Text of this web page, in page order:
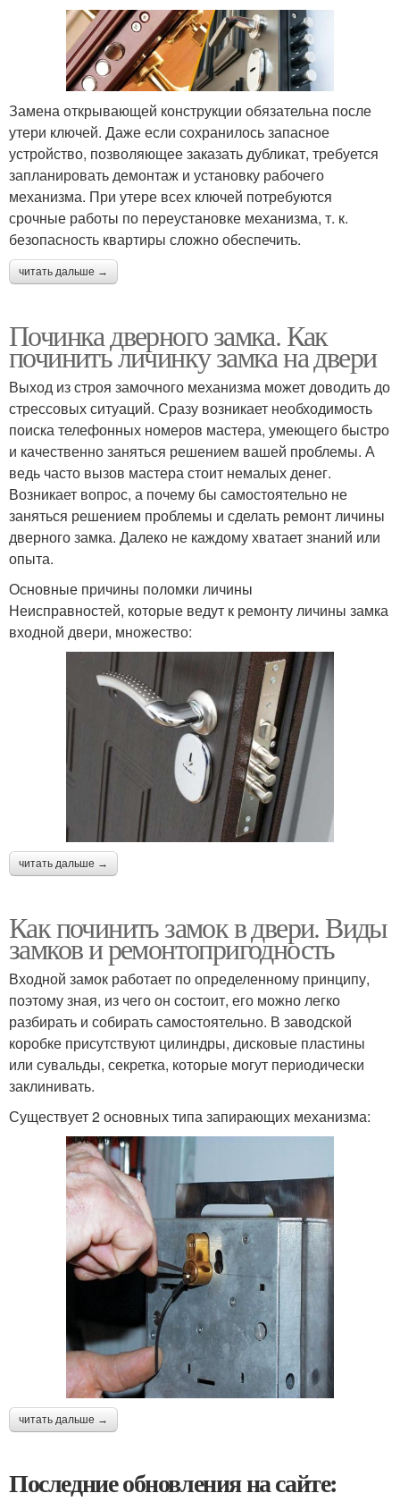
Замена открывающей конструкции обязательна после
утери ключей. Даже если сохранилось запасное
устройство, позволяющее заказать дубликат, требуется
запланировать демонтаж и установку рабочего
механизма. При утере всех ключей потребуются
срочные работы по переустановке механизма, т. к.
безопасность квартиры сложно обеспечить.
читать дальше →
Починка дверного замка. Как
починить личинку замка на двери
Выход из строя замочного механизма может доводить до
стрессовых ситуаций. Сразу возникает необходимость
поиска телефонных номеров мастера, умеющего быстро
и качественно заняться решением вашей проблемы. А
ведь часто вызов мастера стоит немалых денег.
Возникает вопрос, а почему бы самостоятельно не
заняться решением проблемы и сделать ремонт личины
дверного замка. Далеко не каждому хватает знаний или
опыта.
Основные причины поломки личины
Неисправностей, которые ведут к ремонту личины замка
входной двери, множество:
читать дальше →
Как починить замок в двери. Виды
замков и ремонтопригодность
Входной замок работает по определенному принципу,
поэтому зная, из чего он состоит, его можно легко
разбирать и собирать самостоятельно. В заводской
коробке присутствуют цилиндры, дисковые пластины
или сувальды, секретка, которые могут периодически
заклинивать.
Существует 2 основных типа запирающих механизма:
читать дальше →
Последние обновления на сайте: